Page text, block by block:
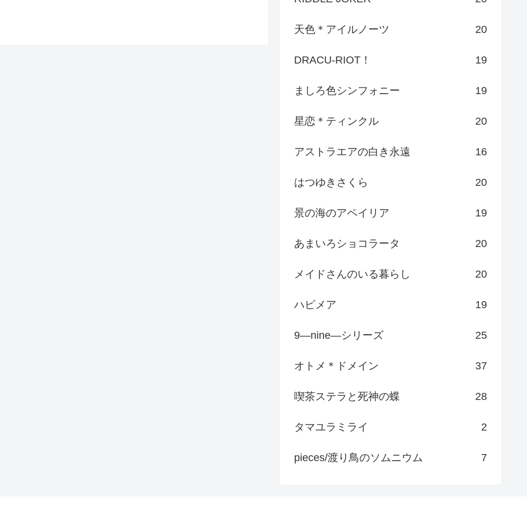
天色＊アイルノーツ 20
DRACU-RIOT！ 19
ましろ色シンフォニー 19
星恋＊ティンクル 20
アストラエアの白き永遠 16
はつゆきさくら 20
景の海のアペイリア 19
あまいろショコラータ 20
メイドさんのいる暮らし 20
ハピメア 19
9―nine―シリーズ 25
オトメ＊ドメイン 37
喫茶ステラと死神の蝶 28
タマユラミライ 2
pieces/渡り鳥のソムニウム 7